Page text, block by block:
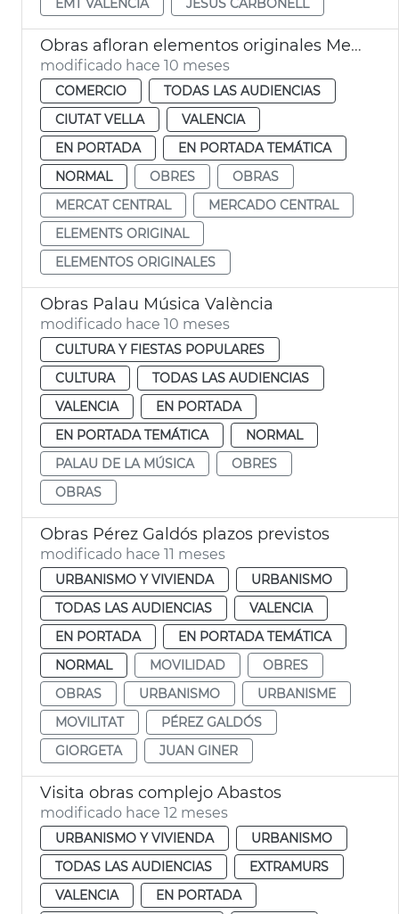
Obras afloran elementos originales Mercado Central de València
modificado hace 10 meses
COMERCIO
TODAS LAS AUDIENCIAS
CIUTAT VELLA
VALENCIA
EN PORTADA
EN PORTADA TEMÁTICA
NORMAL
OBRES
OBRAS
MERCAT CENTRAL
MERCADO CENTRAL
ELEMENTS ORIGINAL
ELEMENTOS ORIGINALES
Obras Palau Música València
modificado hace 10 meses
CULTURA Y FIESTAS POPULARES
CULTURA
TODAS LAS AUDIENCIAS
VALENCIA
EN PORTADA
EN PORTADA TEMÁTICA
NORMAL
PALAU DE LA MÚSICA
OBRES
OBRAS
Obras Pérez Galdós plazos previstos
modificado hace 11 meses
URBANISMO Y VIVIENDA
URBANISMO
TODAS LAS AUDIENCIAS
VALENCIA
EN PORTADA
EN PORTADA TEMÁTICA
NORMAL
MOVILIDAD
OBRES
OBRAS
URBANISMO
URBANISME
MOVILITAT
PÉREZ GALDÓS
GIORGETA
JUAN GINER
Visita obras complejo Abastos
modificado hace 12 meses
URBANISMO Y VIVIENDA
URBANISMO
TODAS LAS AUDIENCIAS
EXTRAMURS
VALENCIA
EN PORTADA